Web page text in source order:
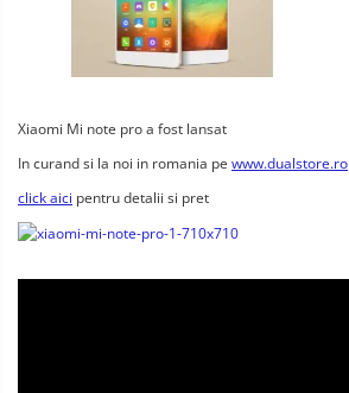
Xiaomi Mi note pro a fost lansat
In curand si la noi in romania pe www.dualstore.ro
click aici pentru detalii si pret